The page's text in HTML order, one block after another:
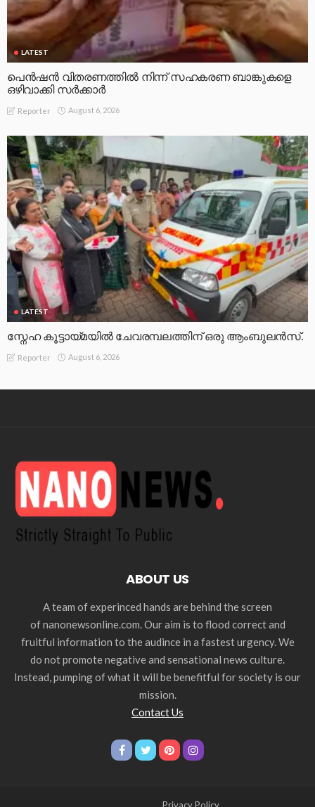
LATEST
പെൻഷൻ വിതരണത്തിൽ നിന്ന് സഹകരണ ബാങ്കുകളെ
ഒഴിവാക്കി സർക്കാർ
Reporter August 6, 2026
LATEST
സ്നേഹ കൂട്ടായ്മയിൽ ചേവരമ്പലത്തിന് ഒരു ആംബുലൻസ്.
Reporter August 6, 2026
ABOUT US
A team of experinced hands are behind the screen
of nanonewsonline.com. Our aim is to flood correct and
fruitful information to the audince in a fastest urgency. We
do not promote negative and sensational news culture.
Instead, pumping of what it will be benefitful for society is our
mission.
Contact Us
Privacy Policy